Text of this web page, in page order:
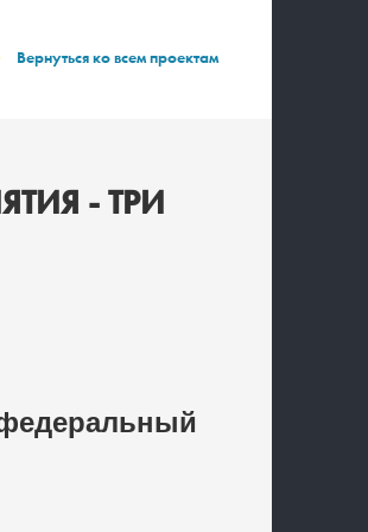
Вернуться ко всем проектам
- ТРИ